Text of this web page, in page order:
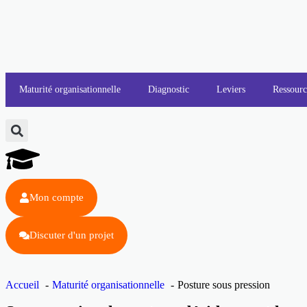
Maturité organisationnelle Diagnostic Leviers
Mon compte
Discuter d'un projet
Accueil Maturité organisationnelle Posture sous pression